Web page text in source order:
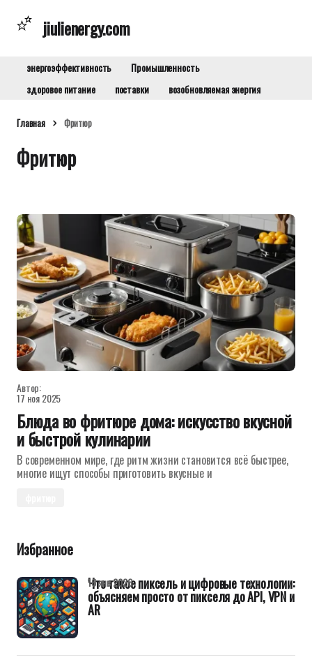
jiulienergy.com
энергоэффективность
Промышленность
здоровое питание
поставки возобновляемая энергия
Главная Фритюр
Фритюр
Автор:
17 ноя 2025
Блюда во фритюре дома: искусство вкусной
и быстрой кулинарии
В современном мире, где ритм жизни становится всё быстрее,
многие ищут способы приготовить вкусные и
Избранное
Что такое пиксель и цифровые технологии:
объясняем просто от пикселя до API, VPN и
AR
16 янв 2026